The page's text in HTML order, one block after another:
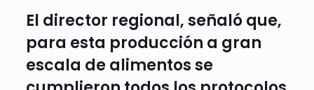
El director regional, señaló que,
para esta producción a gran
escala de alimentos se